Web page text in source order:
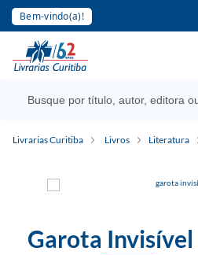
Bem-vindo(a)!
Livrarias Curitiba Livros Literatura
Garota Invisível